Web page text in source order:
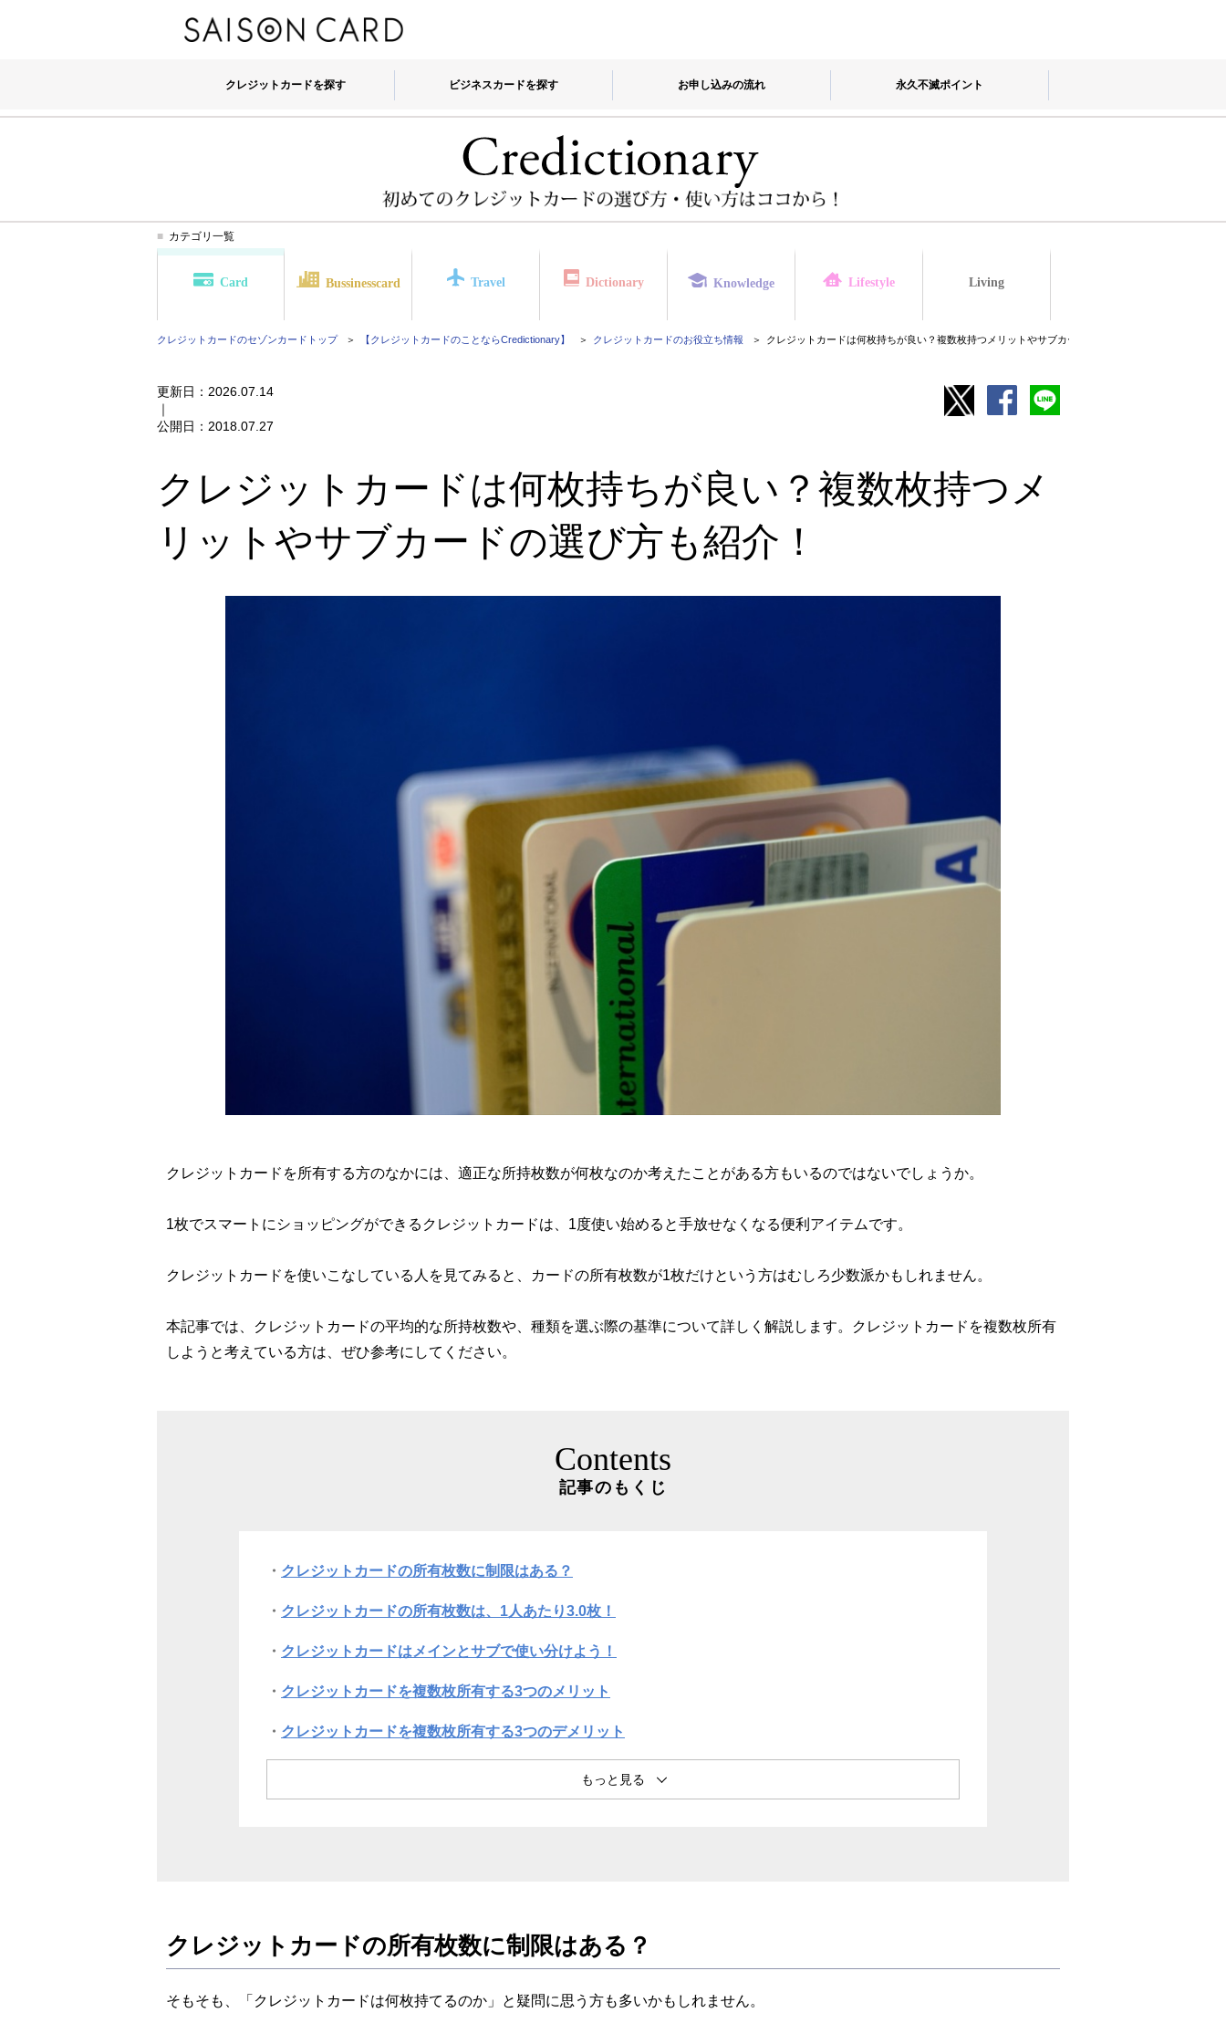
クレジットカードを探す ビジネスカードを探す お申し込みの流れ 永久不滅ポイント
カテゴリ一覧
Card Bussinesscard Travel Dictionary Knowledge Lifestyle Living
クレジットカードのセゾンカード トップ 【クレジットカードのことならCredictionary】 クレジットカードのお役立ち情報 クレジットカードは何枚持ちが良い？複数枚持つメリットやサブカードの選び方も紹介！
更新日： 2026.07.14
｜
公開日： 2018.07.27
クレジットカードは何枚持ちが良い？複数枚持つメ
リットやサブカードの選び方も紹介！
クレジットカードを所有する方のなかには、適正な所持枚数が何枚なのか考えたことがある方もいるのではないでしょうか。
1枚でスマートにショッピングができるクレジットカードは、1度使い始めると手放せなくなる便利アイテムです。
クレジットカードを使いこなしている人を見てみると、カードの所有枚数が1枚だけという方はむしろ少数派かもしれません。
本記事では、クレジットカードの平均的な所持枚数や、種類を選ぶ際の基準について詳しく解説します。クレジットカードを複数枚所有
しようと考えている方は、ぜひ参考にしてください。
Contents
記事のもくじ
クレジットカードの所有枚数に制限はある？
クレジットカードの所有枚数は、1人あたり3.0枚！
クレジットカードはメインとサブで使い分けよう！
クレジットカードを複数枚所有する3つのメリット
クレジットカードを複数枚所有する3つのデメリット
クレジットカードの所有枚数に制限はある？
そもそも、「クレジットカードは何枚持てるのか」と疑問に思う方も多いかもしれません。